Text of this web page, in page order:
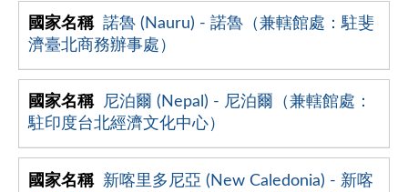
諾魯 (Nauru) - 諾魯（兼轄館處：駐斐
濟臺北商務辦事處）
尼泊爾 (Nepal) - 尼泊爾（兼轄館處：
駐印度台北經濟文化中心）
新喀里多尼亞 (New Caledonia) - 新喀